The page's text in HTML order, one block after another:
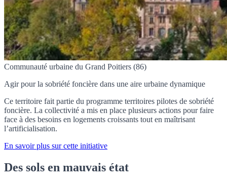
Communauté urbaine du Grand Poitiers (86)
Agir pour la sobriété foncière dans une aire urbaine dynamique
Ce territoire fait partie du programme territoires pilotes de sobriété
foncière. La collectivité a mis en place plusieurs actions pour faire
face à des besoins en logements croissants tout en maîtrisant
l’artificialisation.
En savoir plus sur cette initiative
Des sols en mauvais état